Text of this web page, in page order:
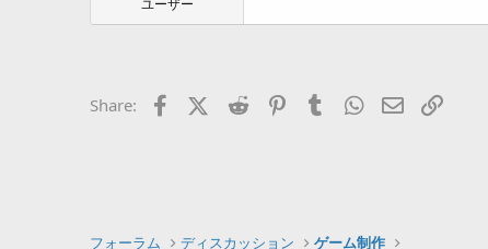
ユーザー
Share: FacebookX (Twitter)
Reddit PinterestTumblrWhatsApp
Eメール
フォーラム ディスカッション ゲーム制作